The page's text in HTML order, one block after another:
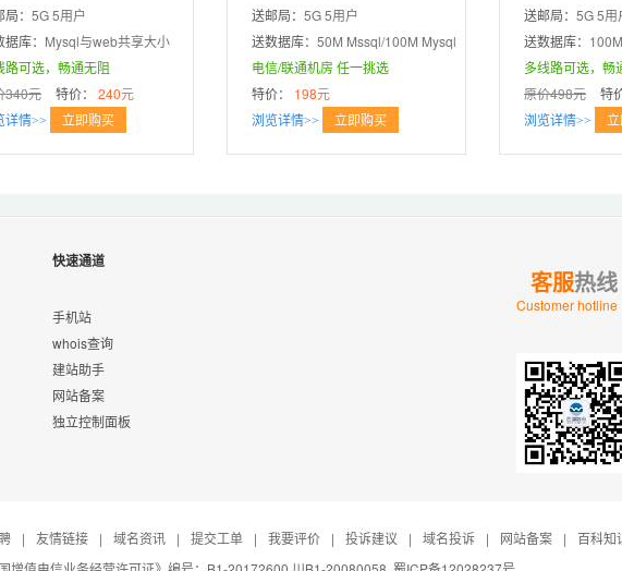
： 5G 5用户
库： Mysql与web共享大小
路可选，畅通无阻
340元
特价： 240元
详情>> 立即购买
送邮局： 5G 5用户
送数据库： 50M Mssql/100M Mysql
电信/联通机房 任一挑选
特价：
198元
浏览详情>> 立即购买
送邮局： 5G 5用
送数据库：
多线路可选，畅
原价498元
特
浏览详情>>
快速通道
手机站
whois查询
建站助手
网站备案
独立控制面板
客服热线
Customer hotline
| 友情链接 | 域名资讯 | 提交工单 | 我要评价 | 投诉建议 | 域名投诉 | 网站备案 | 百科知